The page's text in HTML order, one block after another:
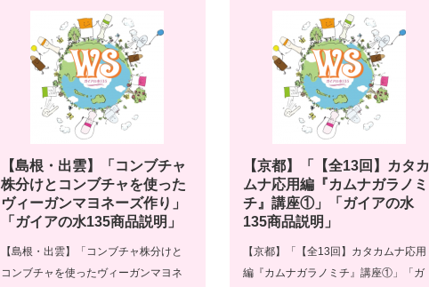
【島根・出雲】「コンブチャ
株分けとコンブチャを使った
ヴィーガンマヨネーズ作り」
「ガイアの水135商品説明」
【島根・出雲】「コンブチャ株分けと
コンブチャを使ったヴィーガンマヨネ
【京都】「【全13回】カタカ
ムナ応用編『カムナガラノミ
チ』講座①」「ガイアの水
135商品説明」
【京都】「【全13回】カタカムナ応用
編『カムナガラノミチ』講座①」「ガ